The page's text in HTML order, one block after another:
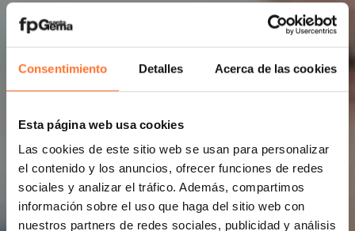
Consentimiento Detalles Acerca de las cookies
Esta página web usa cookies
Las cookies de este sitio web se usan para personalizar
el contenido y los anuncios, ofrecer funciones de redes
sociales y analizar el tráfico. Además, compartimos
información sobre el uso que haga del sitio web con
nuestros partners de redes sociales, publicidad y análisis